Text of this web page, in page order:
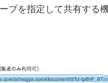
プを指定して共有する